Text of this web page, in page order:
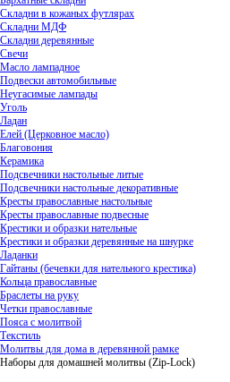
Складни в кожаных футлярах
Складни МДФ
Складни деревянные
Свечи
Масло лампадное
Подвески автомобильные
Неугасимые лампады
Уголь
Ладан
Елей (Церковное масло)
Благовония
Керамика
Подсвечники настольные литые
Подсвечники настольные декоративные
Кресты православные настольные
Кресты православные подвесные
Крестики и образки нательные
Крестики и образки деревянные на шнурке
Ладанки
Гайтаны (бечевки для нательного крестика)
Кольца православные
Браслеты на руку
Четки православные
Пояса с молитвой
Текстиль
Молитвы для дома в деревянной рамке
Наборы для домашней молитвы (Zip-Lock)